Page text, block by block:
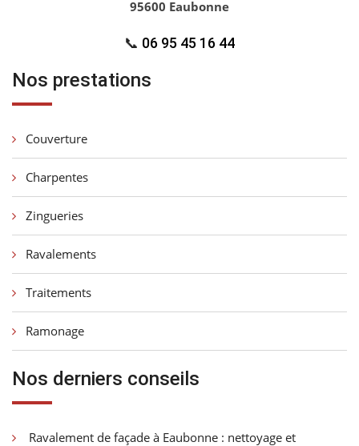
95600 Eaubonne
📞 06 95 45 16 44
Nos prestations
Couverture
Charpentes
Zingueries
Ravalements
Traitements
Ramonage
Nos derniers conseils
Ravalement de façade à Eaubonne : nettoyage et